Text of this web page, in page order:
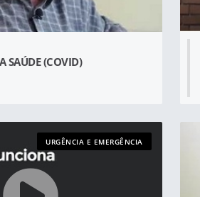
SAÚDE (COVID)
URGÊNCIA E EMERGÊNCIA